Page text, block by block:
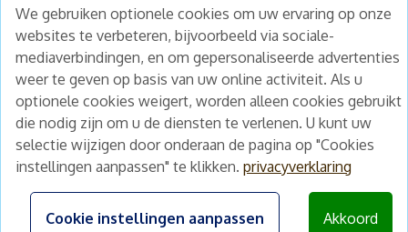
We gebruiken optionele cookies om uw ervaring op onze
websites te verbeteren, bijvoorbeeld via sociale-
mediaverbindingen, en om gepersonaliseerde advertenties
weer te geven op basis van uw online activiteit. Als u
optionele cookies weigert, worden alleen cookies gebruikt
die nodig zijn om u de diensten te verlenen. U kunt uw
selectie wijzigen door onderaan de pagina op "Cookies
instellingen aanpassen" te klikken. privacyverklaring
Cookie instellingen aanpassen Akkoord
Schrijf je nu in en ontvang wekelijks ons
nieuwe aanbod vastgoedbeleggingen.
Nieuwsbrief Abonneren
Home
Te koop
Nieuws
Schimmelstraat 5H
1053 TA Amsterdam
+31 (0) 30 225 31 12